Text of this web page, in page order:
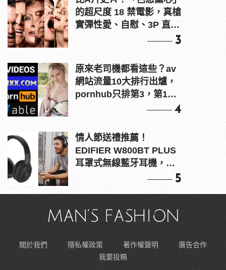
的超尺度 18 禁電影，真槍
實彈性愛、自慰、3P 直接
3
原來老司機都看這些？av
網站流量10大排行出爐，
pornhub只排第3，第1名
4
情人節送禮推薦！
EDIFIER W800BT PLUS
耳罩式無線藍牙耳機，在
5
關於我們 隱私權政策 著作權聲明
廣告合作
我要投稿